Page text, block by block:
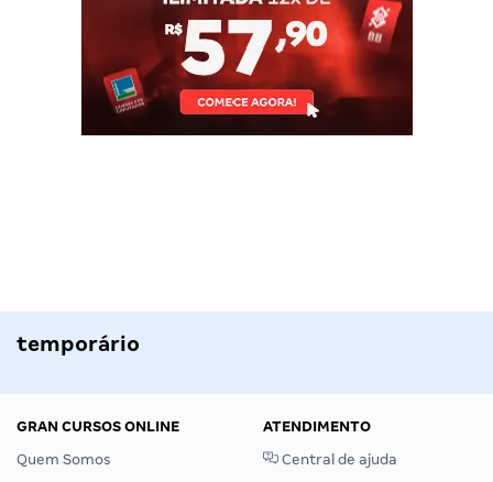
temporário
GRAN CURSOS ONLINE
Quem Somos
ATENDIMENTO
Central de ajuda